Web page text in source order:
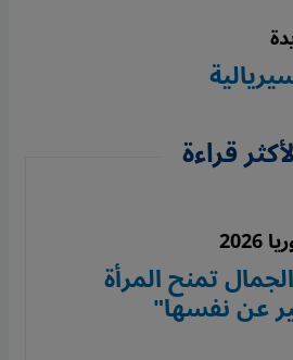
قراءة
تمنح المرأة
عن نفسها"